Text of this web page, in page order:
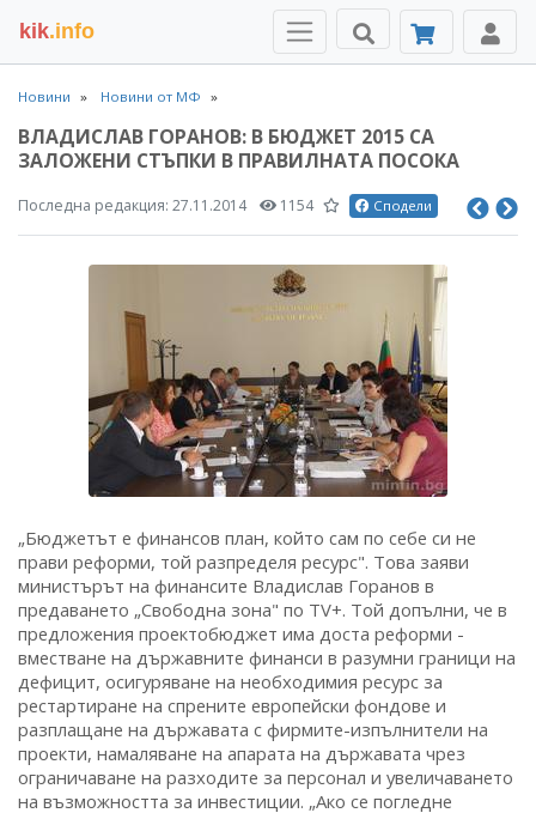
kik.info
Новини Новини от МФ
ВЛАДИСЛАВ ГОРАНОВ: В БЮДЖЕТ 2015 СА
ЗАЛОЖЕНИ СТЪПКИ В ПРАВИЛНАТА ПОСОКА
Последна редакция: 27.11.2014 1154 Сподели
„Бюджетът е финансов план, който сам по себе си не
прави реформи, той разпределя ресурс". Това заяви
министърът на финансите Владислав Горанов в
предаването „Свободна зона" по TV+. Той допълни, че в
предложения проектобюджет има доста реформи -
вместване на държавните финанси в разумни граници на
дефицит, осигуряване на необходимия ресурс за
рестартиране на спрените европейски фондове и
разплащане на държавата с фирмите-изпълнители на
проекти, намаляване на апарата на държавата чрез
ограничаване на разходите за персонал и увеличаването
на възможността за инвестиции. „Ако се погледне